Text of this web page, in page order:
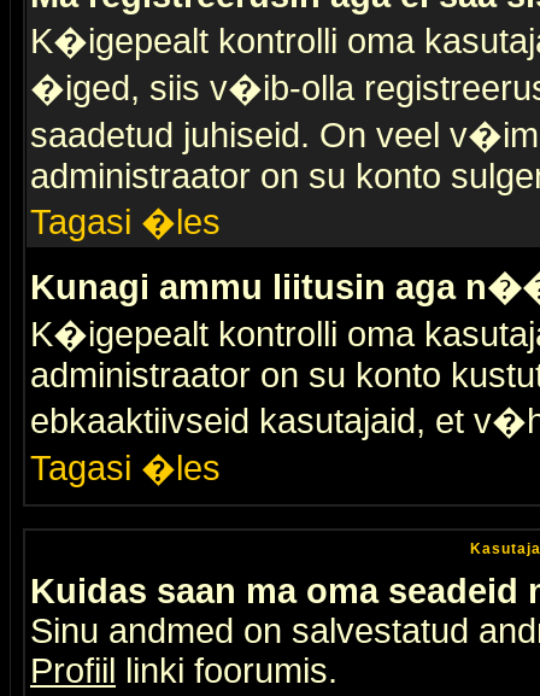
K�igepealt kontrolli oma
�iged, siis v�ib-olla
saadetud juhiseid. On veel
administraator on su konto
Tagasi �les
Kunagi ammu liitusin aga
K�igepealt kontrolli oma
administraator on su konto
ebkaaktiivseid kasutajaid, et
Tagasi �les
Kuidas saan ma oma seadeid
Sinu andmed on salvestatud
Profiil linki foorumis.